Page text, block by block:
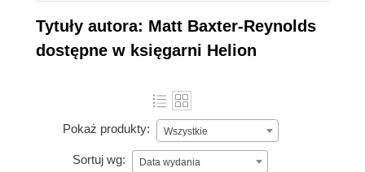
Tytuły autora: Matt Baxter-Reynolds
dostępne w księgarni Helion
Pokaż produkty: Wszystkie
Sortuj wg: Data wydania